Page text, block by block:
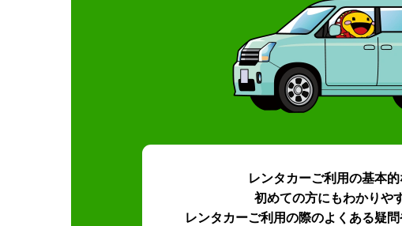
レンタカーご利用の基本
初めての方にもわかりや
レンタカーご利用の際のよくある疑問